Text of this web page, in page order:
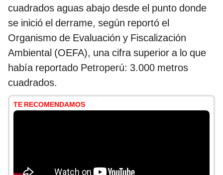
cuadrados aguas abajo desde el punto donde
se inició el derrame, según reportó el
Organismo de Evaluación y Fiscalización
Ambiental (OEFA), una cifra superior a lo que
había reportado Petroperú: 3.000 metros
cuadrados.
TE RECOMENDAMOS